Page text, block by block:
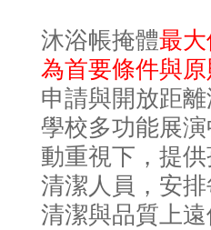
沐浴帳掩體最
為首要條件與原
申請與開放距
學校多功能展
動重視下，提
清潔人員，安
清潔與品質上